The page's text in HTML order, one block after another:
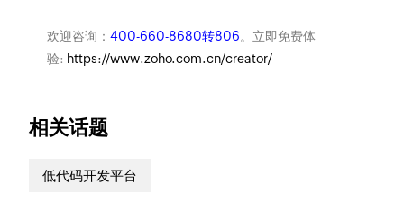
欢迎咨询： 400-660-8680转806。立即免费体
验: https://www.zoho.com.cn/creator/
相关话题
低代码开发平台